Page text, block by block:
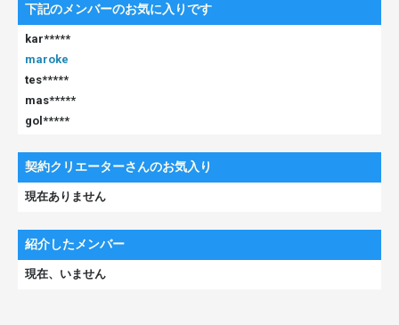
下記のメンバーのお気に入りです
kar*****
maroke
tes*****
mas*****
gol*****
契約クリエーターさんのお気入り
現在ありません
紹介したメンバー
現在、いません